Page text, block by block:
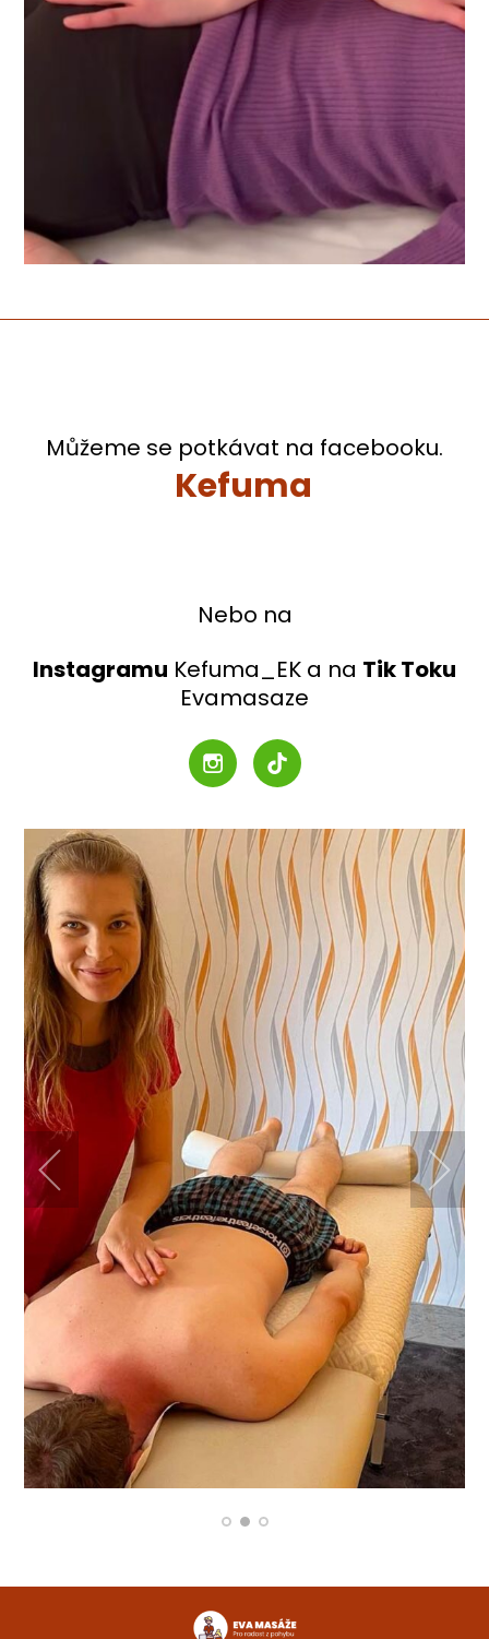
Můžeme se potkávat na facebooku.
Kefuma
Nebo na
Instagramu Kefuma_EK a na Tik Toku
Evamasaze